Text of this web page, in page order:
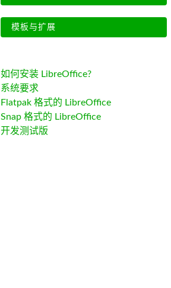
模板与扩展
如何安装 LibreOffice?
系统要求
Flatpak 格式的 LibreOffice
Snap 格式的 LibreOffice
开发测试版